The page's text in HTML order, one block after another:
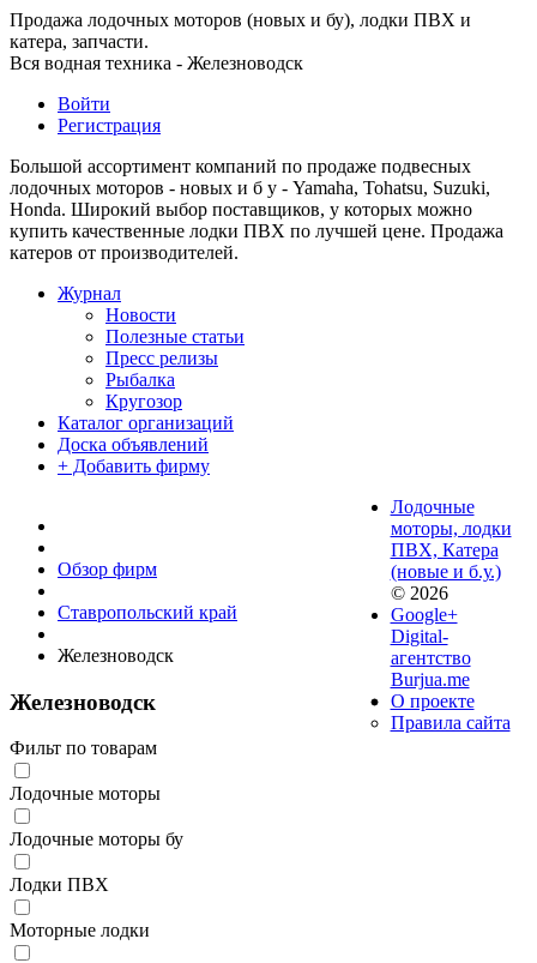
Продажа лодочных моторов (новых и бу), лодки ПВХ и
катера, запчасти.
Вся водная техника - Железноводск
Войти
Регистрация
Большой ассортимент компаний по продаже подвесных
лодочных моторов - новых и б у - Yamaha, Tohatsu, Suzuki,
Honda. Широкий выбор поставщиков, у которых можно
купить качественные лодки ПВХ по лучшей цене. Продажа
катеров от производителей.
Журнал
Новости
Полезные статьи
Пресс релизы
Рыбалка
Кругозор
Каталог организаций
Доска объявлений
+ Добавить фирму
Обзор фирм
Ставропольский край
Железноводск
Железноводск
Фильт по товарам
Лодочные моторы
Лодочные моторы бу
Лодки ПВХ
Моторные лодки
Лодочные
моторы, лодки
ПВХ, Катера
(новые и б.у.)
© 2026
Google+
Digital-
агентство
Burjua.me
О проекте
Правила сайта